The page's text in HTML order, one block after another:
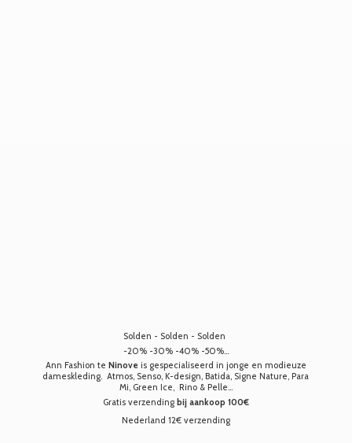
Solden - Solden - Solden
-20% -30% -40% -50%...
Ann Fashion te Ninove is gespecialiseerd in jonge en modieuze
dameskleding. Atmos, Senso, K-design, Batida, Signe Nature, Para
Mi, Green Ice, Rino & Pelle...
Gratis verzending bij aankoop 100€
Nederland 12€ verzending